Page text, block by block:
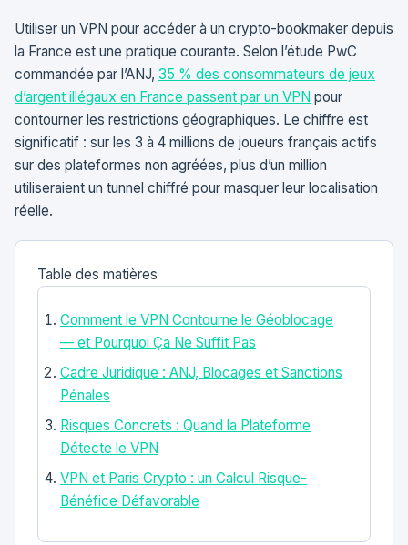
Utiliser un VPN pour accéder à un crypto-bookmaker depuis
la France est une pratique courante. Selon l’étude PwC
commandée par l’ANJ, 35 % des consommateurs de jeux
d’argent illégaux en France passent par un VPN pour
contourner les restrictions géographiques. Le chiffre est
significatif : sur les 3 à 4 millions de joueurs français actifs
sur des plateformes non agréées, plus d’un million
utiliseraient un tunnel chiffré pour masquer leur localisation
réelle.
Table des matières
Comment le VPN Contourne le Géoblocage
— et Pourquoi Ça Ne Suffit Pas
Cadre Juridique : ANJ, Blocages et Sanctions
Pénales
Risques Concrets : Quand la Plateforme
Détecte le VPN
VPN et Paris Crypto : un Calcul Risque-
Bénéfice Défavorable